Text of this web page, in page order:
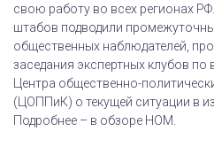
свою работу во всех регионах
штабов подводили
общественных наблюдателей,
заседания экспертных клубов
Центра общественно-
(ЦОППиК) о текущей ситуации в
Подробнее – в обзоре НОМ.